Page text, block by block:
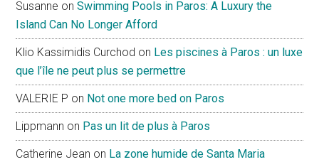
Susanne onSwimming Pools in Paros: A Luxury the
Island Can No Longer Afford
Klio Kassimidis Curchod on Les piscines à Paros : un luxe
que l’île ne peut plus se permettre
VALERIE P on Not one more bed on Paros
Lippmann on Pas un lit de plus à Paros
Catherine Jean on La zone humide de Santa Maria